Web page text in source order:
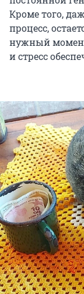
Кроме того,
процесс,
нужный
и стресс